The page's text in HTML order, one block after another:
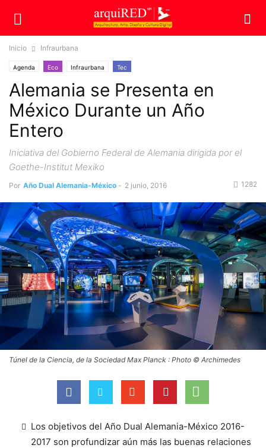
Inicio Infraurbana
Agenda Eco Infraurbana Tec
Alemania se Presenta en
México Durante un Año
Entero
Iniciativa del Gobierno Federal de Alemania dirigida por el
Goethe-Institut Mexiko
Por Año Dual Alemania-México - 2 junio, 2016 1282
Túnel de la Ciencia, de la Sociedad Max Planck : Photo © Archimedes
Los objetivos del Año Dual Alemania-México 2016-
2017 son profundizar aún más las buenas relaciones